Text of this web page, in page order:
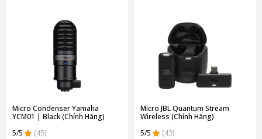
Micro Condenser Yamaha
YCM01 | Black (Chính Hãng)
5/5
(45)
Micro JBL Quantum Stream
Wireless (Chính Hãng)
5/5
(43)